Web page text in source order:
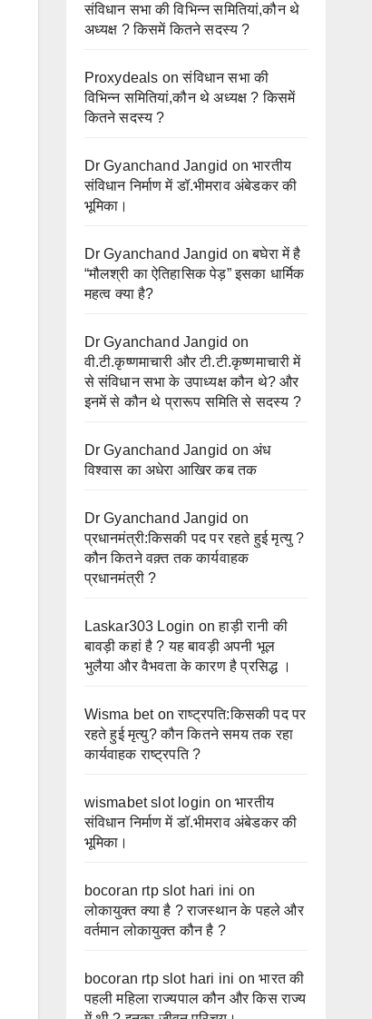
संविधान सभा की विभिन्न समितियां,कौन थे
अध्यक्ष ? किसमें कितने सदस्य ?
Proxydeals onसंविधान सभा की
विभिन्न समितियां,कौन थे अध्यक्ष ? किसमें
कितने सदस्य ?
Dr Gyanchand Jangid onभारतीय
संविधान निर्माण में डॉ.भीमराव अंबेडकर की
भूमिका।
Dr Gyanchand Jangid onबघेरा में है
“मौलश्री का ऐतिहासिक पेड़” इसका धार्मिक
महत्व क्या है?
Dr Gyanchand Jangid on
वी.टी.कृष्णमाचारी और टी.टी.कृष्णमाचारी में
से संविधान सभा के उपाध्यक्ष कौन थे? और
इनमें से कौन थे प्रारूप समिति से सदस्य ?
Dr Gyanchand Jangid onअंध
विश्वास का अधेरा आखिर कब तक
Dr Gyanchand Jangid on
प्रधानमंत्री:किसकी पद पर रहते हुई मृत्यु ?
कौन कितने वक़्त तक कार्यवाहक
प्रधानमंत्री ?
Laskar303 Login onहाड़ी रानी की
बावड़ी कहां है ? यह बावड़ी अपनी भूल
भुलैया और वैभवता के कारण है प्रसिद्ध ।
Wisma betonराष्ट्रपति:किसकी पद पर
रहते हुई मृत्यु? कौन कितने समय तक रहा
कार्यवाहक राष्ट्रपति ?
wismabet slot login onभारतीय
संविधान निर्माण में डॉ.भीमराव अंबेडकर की
भूमिका।
bocoran rtp slot hari ini on
लोकायुक्त क्या है ? राजस्थान के पहले और
वर्तमान लोकायुक्त कौन है ?
bocoran rtp slot hari ini onभारत की
पहली महिला राज्यपाल कौन और किस राज्य